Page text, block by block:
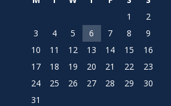
1
2
3
4 5 6 7 8
9
10
11 12 13 14 15
16
17
18 19 20 21 22
23
24
25 26 27 28 29
30
31